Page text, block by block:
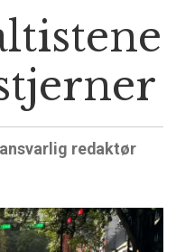
ansvarlig redaktør